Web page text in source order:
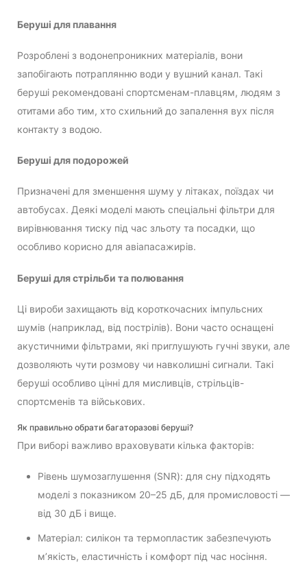
Беруші для плавання
Розроблені з водонепроникних матеріалів, вони
запобігають потраплянню води у вушний канал. Такі
беруші рекомендовані спортсменам-плавцям, людям з
отитами або тим, хто схильний до запалення вух після
контакту з водою.
Беруші для подорожей
Призначені для зменшення шуму у літаках, поїздах чи
автобусах. Деякі моделі мають спеціальні фільтри для
вирівнювання тиску під час зльоту та посадки, що
особливо корисно для авіапасажирів.
Беруші для стрільби та полювання
Ці вироби захищають від короткочасних імпульсних
шумів (наприклад, від пострілів). Вони часто оснащені
акустичними фільтрами, які приглушують гучні звуки, але
дозволяють чути розмову чи навколишні сигнали. Такі
беруші особливо цінні для мисливців, стрільців-
спортсменів та військових.
Як правильно обрати багаторазові беруші?
При виборі важливо враховувати кілька факторів:
Рівень шумозаглушення (SNR): для сну підходять
моделі з показником 20–25 дБ, для промисловості —
від 30 дБ і вище.
Матеріал: силікон та термопластик забезпечують
м’якість, еластичність і комфорт під час носіння.